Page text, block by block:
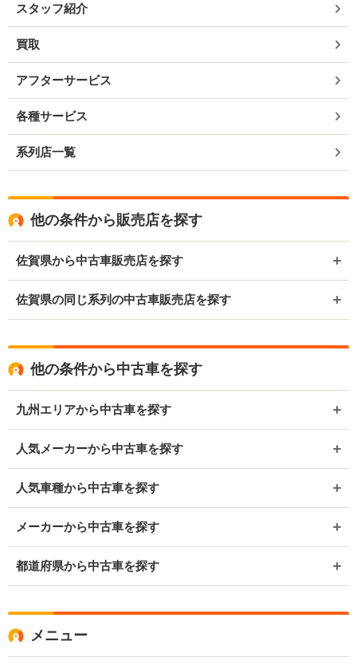
スタッフ紹介
買取
アフターサービス
各種サービス
系列店一覧
他の条件から販売店を探す
佐賀県から中古車販売店を探す
佐賀県の同じ系列の中古車販売店を探す
他の条件から中古車を探す
九州エリアから中古車を探す
人気メーカーから中古車を探す
人気車種から中古車を探す
メーカーから中古車を探す
都道府県から中古車を探す
メニュー